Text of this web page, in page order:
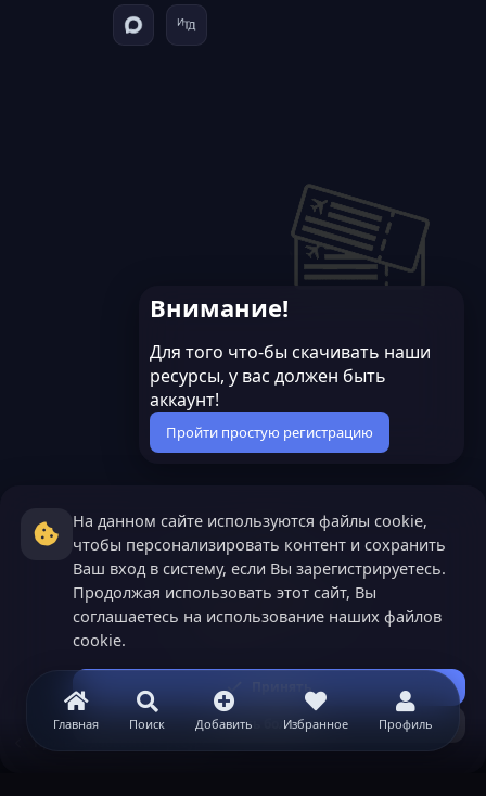
Главная Поиск Добавить Избранное Профиль
Внимание!
Для того что-бы скачивать наши
ресурсы, у вас должен быть
аккаунт!
Пройти простую регистрацию
На данном сайте используются файлы cookie,
чтобы персонализировать контент и сохранить
Ваш вход в систему, если Вы зарегистрируетесь.
Продолжая использовать этот сайт, Вы
соглашаетесь на использование наших файлов
cookie.
Принять
Узнать больше...